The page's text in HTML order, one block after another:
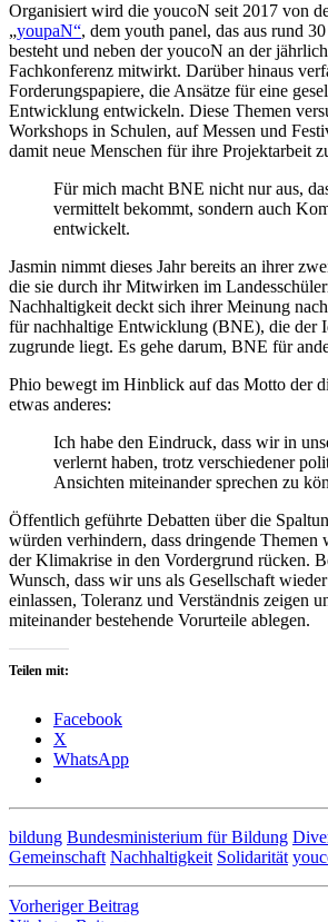
Organisiert wird die youcoN seit 2017 von
„youpaN“, dem youth panel, das aus rund
besteht und neben der youcoN an der
Fachkonferenz mitwirkt. Darüber hinaus
Forderungspapiere, die Ansätze für eine
Entwicklung entwickeln. Diese Themen
Workshops in Schulen, auf Messen und
damit neue Menschen für ihre Projektarbeit
Für mich macht BNE nicht nur aus,
vermittelt bekommt, sondern auch
entwickelt.
Jasmin nimmt dieses Jahr bereits an ihrer
die sie durch ihr Mitwirken im
Nachhaltigkeit deckt sich ihrer Meinung
für nachhaltige Entwicklung (BNE), die der
zugrunde liegt. Es gehe darum, BNE für
Phio bewegt im Hinblick auf das Motto der
etwas anderes:
Ich habe den Eindruck, dass wir in
verlernt haben, trotz verschiedener
Ansichten miteinander sprechen zu
Öffentlich geführte Debatten über die
würden verhindern, dass dringende Themen
der Klimakrise in den Vordergrund rücken.
Wunsch, dass wir uns als Gesellschaft
einlassen, Toleranz und Verständnis zeigen
miteinander bestehende Vorurteile ablegen.
Teilen mit:
Facebook
X
WhatsApp
bildung Bundesministerium für Bildung
Gemeinschaft Nachhaltigkeit Solidarität
Beitragsnavigation
Vorheriger Beitrag